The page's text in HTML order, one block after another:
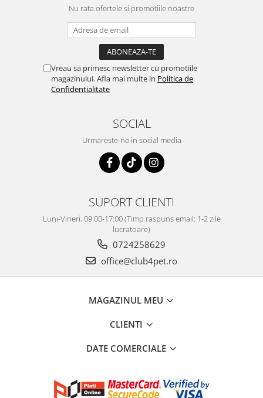
Nu rata ofertele si promotiile noastre
Vreau sa primesc newsletter cu promotiile
magazinului. Afla mai multe in Politica de
Confidentialitate
SOCIAL
Urmareste-ne in social media
SUPORT CLIENTI
Luni-Vineri, 09:00-17:00 (Timp raspuns email: 1-2 zile
lucratoare)
0724258629
office@club4pet.ro
MAGAZINUL MEU
CLIENTI
DATE COMERCIALE